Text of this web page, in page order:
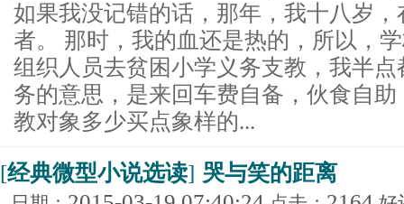
如果我没记错的话，那年，我十八岁
者。 那时，我的血还是热的，所以，
组织人员去贫困小学义务支教，我半
务的意思，是来回车费自备，伙食自
教对象多少买点象样的...
[经典微型小说选读] 哭与笑的距离